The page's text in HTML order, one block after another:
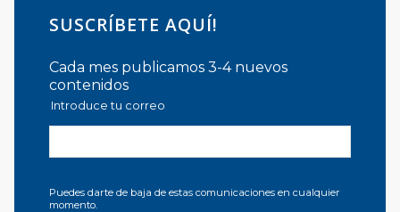
SUSCRÍBETE AQUÍ!
Cada mes publicamos 3-4 nuevos
contenidos
Introduce tu correo
Puedes darte de baja de estas comunicaciones en cualquier
momento.